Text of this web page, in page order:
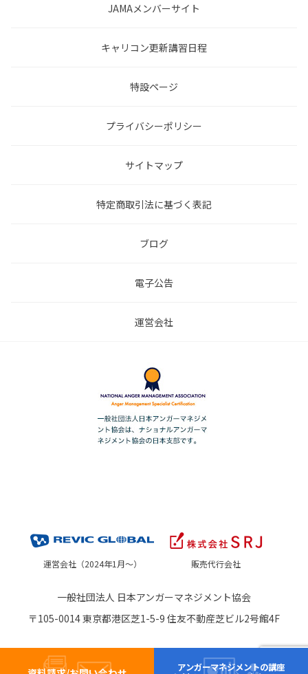
JAMAメンバーサイト
キャリコン更新講習日程
特設ページ
プライバシーポリシー
サイトマップ
特定商取引法に基づく表記
ブログ
電子公告
運営会社
運営会社（2024年1月～） 販売代行会社
一般社団法人 日本アンガーマネジメント協会
〒105-0014 東京都港区芝1-5-9 住友不動産芝ビル2号館4F
アンガーマネジメントの講座